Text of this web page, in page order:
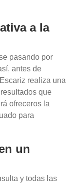
a la
pasando por
antes de
realiza una
que
ofreceros la
para
un
y todas las